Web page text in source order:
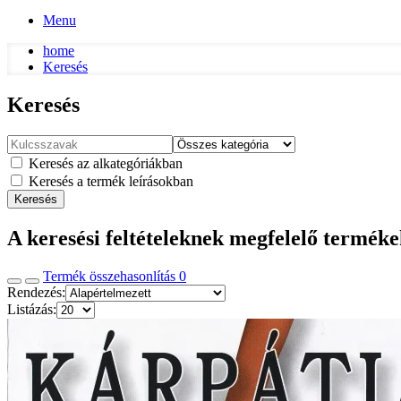
Menu
home
Keresés
Keresés
Keresés az alkategóriákban
Keresés a termék leírásokban
Keresés
A keresési feltételeknek megfelelő
Termék összehasonlítás 0
Rendezés:
Listázás: